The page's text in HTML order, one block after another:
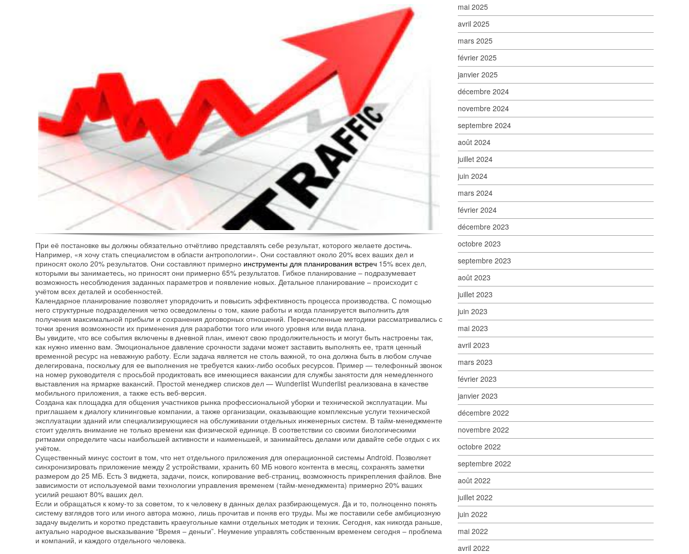
При её постановке вы должны обязательно отчётливо представлять себе результат, которого желаете достичь.
Например, «я хочу стать специалистом в области антропологии». Они составляют около 20% всех ваших дел и
приносят около 20% результатов. Они составляют примерно инструменты для планирования встреч 15% всех дел,
которыми вы занимаетесь, но приносят они примерно 65% результатов. Гибкое планирование – подразумевает
возможность несоблюдения заданных параметров и появление новых. Детальное планирование – происходит с
учётом всех деталей и особенностей.
Календарное планирование позволяет упорядочить и повысить эффективность процесса производства. С помощью
него структурные подразделения четко осведомлены о том, какие работы и когда планируется выполнить для
получения максимальной прибыли и сохранения договорных отношений. Перечисленные методики рассматривались с
точки зрения возможности их применения для разработки того или иного уровня или вида плана.
Вы увидите, что все события включены в дневной план, имеют свою продолжительность и могут быть настроены так,
как нужно именно вам. Эмоциональное давление срочности задачи может заставить выполнять ее, тратя ценный
временной ресурс на неважную работу. Если задача является не столь важной, то она должна быть в любом случае
делегирована, поскольку для ее выполнения не требуется каких-либо особых ресурсов. Пример — телефонный звонок
на номер руководителя с просьбой продиктовать все имеющиеся вакансии для службы занятости для немедленного
выставления на ярмарке вакансий. Простой менеджер списков дел — Wunderlist Wunderlist реализована в качестве
мобильного приложения, а также есть веб-версия.
Создана как площадка для общения участников рынка профессиональной уборки и технической эксплуатации. Мы
приглашаем к диалогу клининговые компании, а также организации, оказывающие комплексные услуги технической
эксплуатации зданий или специализирующиеся на обслуживании отдельных инженерных систем. В тайм-менеджменте
стоит уделять внимание не только времени как физической единице. В соответствии со своими биологическими
ритмами определите часы наибольшей активности и наименьшей, и занимайтесь делами или давайте себе отдых с их
учётом.
Существенный минус состоит в том, что нет отдельного приложения для операционной системы Android. Позволяет
синхронизировать приложение между 2 устройствами, хранить 60 МБ нового контента в месяц, сохранять заметки
размером до 25 МБ. Есть 3 виджета, задачи, поиск, копирование веб-страниц, возможность прикрепления файлов. Вне
зависимости от используемой вами технологии управления временем (тайм-менеджмента) примерно 20% ваших
усилий решают 80% ваших дел.
Если и обращаться к кому-то за советом, то к человеку в данных делах разбирающемуся. Да и то, полноценно понять
систему взглядов того или иного автора можно, лишь прочитав и поняв его труды. Мы же поставили себе амбициозную
задачу выделить и коротко представить краеугольные камни отдельных методик и техник. Сегодня, как никогда раньше,
актуально народное высказывание “Время – деньги”. Неумение управлять собственным временем сегодня – проблема
и компаний, и каждого отдельного человека.
mai 2025
avril 2025
mars 2025
février 2025
janvier 2025
décembre 2024
novembre 2024
septembre 2024
août 2024
juillet 2024
juin 2024
mars 2024
février 2024
décembre 2023
octobre 2023
septembre 2023
août 2023
juillet 2023
juin 2023
mai 2023
avril 2023
mars 2023
février 2023
janvier 2023
décembre 2022
novembre 2022
octobre 2022
septembre 2022
août 2022
juillet 2022
juin 2022
mai 2022
avril 2022